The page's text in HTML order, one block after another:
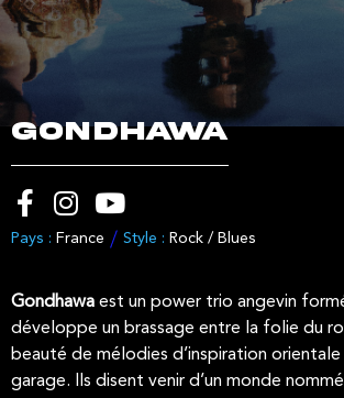
GONDHAWA
Pays : France Style : Rock / Blues
Gondhawa est un power trio angevin
développe un brassage entre la folie du
beauté de mélodies d’inspiration orientale
garage. Ils disent venir d’un monde nommé